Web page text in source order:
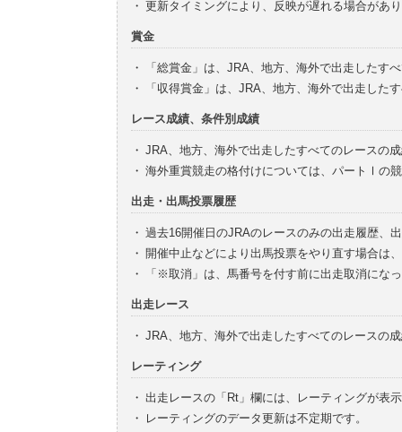
・ 更新タイミングにより、反映が遅れる場合があ
賞金
・
「総賞金」は、JRA、地方、海外で出走したす
・
「収得賞金」は、JRA、地方、海外で出走した
レース成績、条件別成績
・ JRA、地方、海外で出走したすべてのレースの
・ 海外重賞競走の格付けについては、パートⅠの
出走・出馬投票履歴
・ 過去16開催日のJRAのレースのみの出走履歴、
・ 開催中止などにより出馬投票をやり直す場合は
・
「※取消」は、馬番号を付す前に出走取消にな
出走レース
・ JRA、地方、海外で出走したすべてのレースの
レーティング
・ 出走レースの「Rt」欄には、レーティングが表
・
レーティングのデータ更新は不定期です。